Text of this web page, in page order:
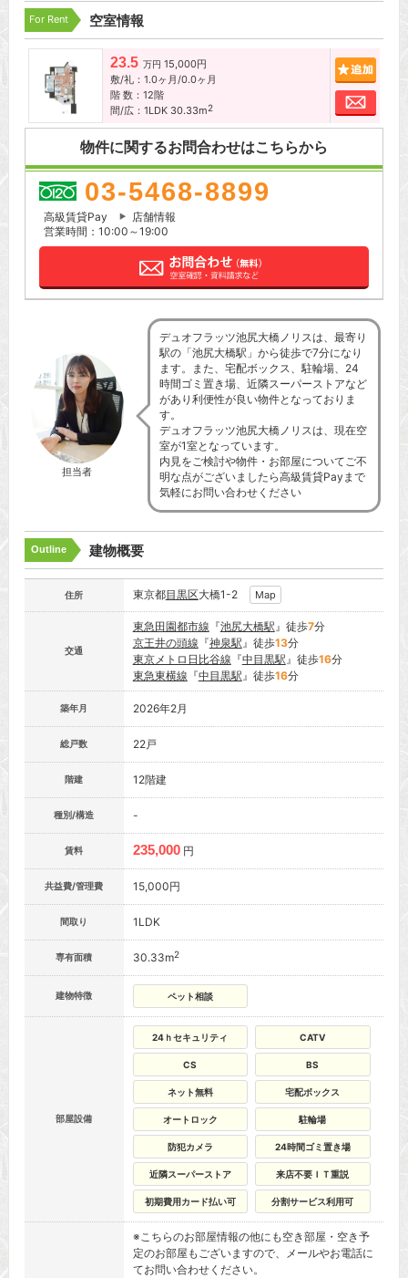
For Rent 空室情報
23.5 万円 15,000円
敷/礼：1.0ヶ月/0.0ヶ月
階 数：12階
間/広：1LDK 30.33m2
お問
物件に関するお問合わせはこちらから
03-5468-8899
高級賃貸Pay
店舗情報
営業時間：10:00～19:00
担当者
デュオフラッツ池尻大橋ノリスは、最寄り
駅の「池尻大橋駅」から徒歩で7分になり
ます。また、宅配ボックス、駐輪場、24
時間ゴミ置き場、近隣スーパーストアなど
があり利便性が良い物件となっておりま
す。
デュオフラッツ池尻大橋ノリスは、現在空
室が1室となっています。
内見をご検討や物件・お部屋についてご不
明な点がございましたら高級賃貸Payまで
気軽にお問い合わせください
Outline 建物概要
住所 東京都目黒区大橋1-2 Map
交通
東急田園都市線 『池尻大橋駅』徒歩7分
京王井の頭線 『神泉駅』徒歩13分
東京メトロ日比谷線 『中目黒駅』徒歩16分
東急東横線 『中目黒駅』徒歩16分
築年月 2026年2月
総戸数 22戸
階建 12階建
種別/構造 -
賃料 235,000 円
共益費/管理費 15,000円
間取り 1LDK
専有面積 30.33m2
建物特徴 ペット相談
部屋設備
24ｈセキュリティ CATV
CS BS
ネット無料 宅配ボックス
オートロック 駐輪場
防犯カメラ 24時間ゴミ置き場
近隣スーパーストア 来店不要ＩＴ重説
初期費用カード払い可 分割サービス利用可
※こちらのお部屋情報の他にも空き部屋・空き予
定のお部屋もございますので、メールやお電話に
てお問い合わせください。